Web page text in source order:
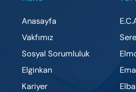
Anasayfa
Vakfımız
Sosyal Sorumluluk
Elginkan
Kariyer
Elba